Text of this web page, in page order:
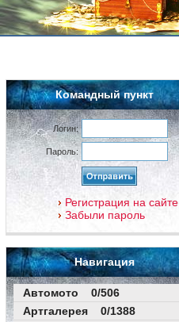
Командный пункт
Логин:
Пароль:
Регистрация на сайте
Забыли пароль
Навигация
Автомото 0/506
Артгалерея 0/1388